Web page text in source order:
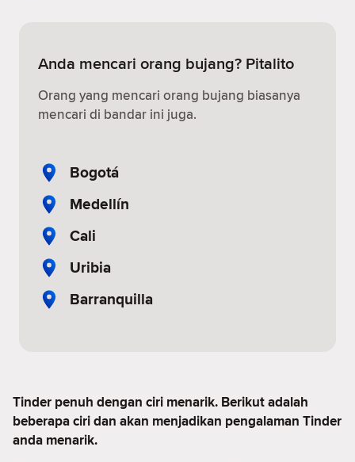
Anda mencari orang bujang? Pitalito
Orang yang mencari orang bujang biasanya
mencari di bandar ini juga.
Bogotá
Medellín
Cali
Uribia
Barranquilla
Tinder penuh dengan ciri menarik. Berikut adalah
beberapa ciri dan akan menjadikan pengalaman Tinder
anda menarik.